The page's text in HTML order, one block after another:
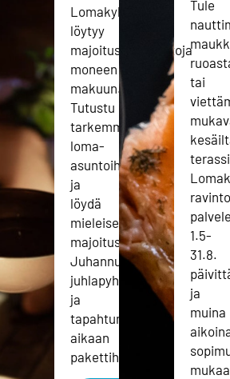
Lomakylältä
löytyy
majoitusvaihtoehtoja
moneen
makuun.
Tutustu
tarkemmin
loma-
asuntoihimme
ja
löydä
mieleisesi
majoitus!
Juhannuksena,
juhlapyhinä
ja
tapahtumien
aikaan
pakettihinta.
Tule
tai
1.5-
31.8.
ja
muina